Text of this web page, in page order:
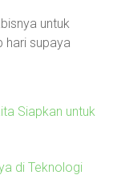
untuk
hari supaya
Siapkan untuk
di Teknologi